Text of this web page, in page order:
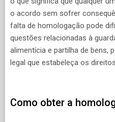
o acordo sem sofrer
falta de homologação pode
questões relacionadas à
alimentícia e partilha de bens,
legal que estabeleça os
Como obter a